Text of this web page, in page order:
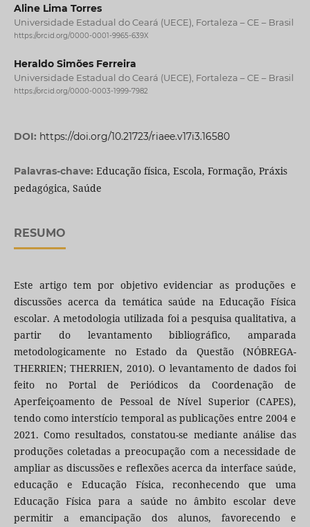
Aline Lima Torres
Universidade Estadual do Ceará (UECE), Fortaleza – CE – Brasil
https://orcid.org/0000-0001-9965-639X
Heraldo Simões Ferreira
Universidade Estadual do Ceará (UECE), Fortaleza – CE – Brasil
https://orcid.org/0000-0003-1999-7982
DOI: https://doi.org/10.21723/riaee.v17i3.16580
Palavras-chave: Educação física, Escola, Formação, Práxis
pedagógica, Saúde
RESUMO
Este artigo tem por objetivo evidenciar as produções e
discussões acerca da temática saúde na Educação Física
escolar. A metodologia utilizada foi a pesquisa qualitativa, a
partir do levantamento bibliográfico, amparada
metodologicamente no Estado da Questão (NÓBREGA-
THERRIEN; THERRIEN, 2010). O levantamento de dados foi
feito no Portal de Periódicos da Coordenação de
Aperfeiçoamento de Pessoal de Nível Superior (CAPES),
tendo como interstício temporal as publicações entre 2004 e
2021. Como resultados, constatou-se mediante análise das
produções coletadas a preocupação com a necessidade de
ampliar as discussões e reflexões acerca da interface saúde,
educação e Educação Física, reconhecendo que uma
Educação Física para a saúde no âmbito escolar deve
permitir a emancipação dos alunos, favorecendo e